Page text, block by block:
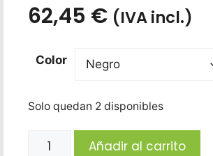
62,45 € (IVA incl.)
Color
Solo quedan 2 disponibles
Añadir al carrito